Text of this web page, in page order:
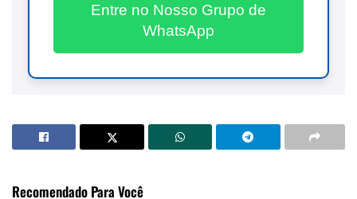
Entre no Nosso Grupo de
WhatsApp
Recomendado Para Você